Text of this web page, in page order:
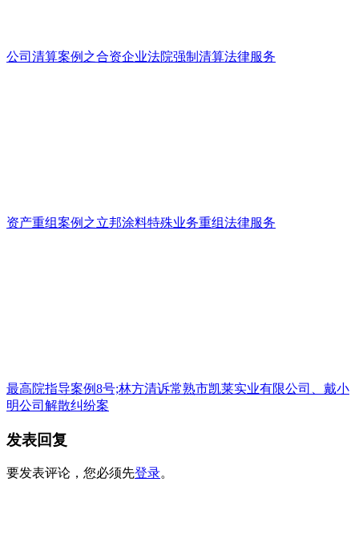
公司清算案例之合资企业法院强制清算法律服务
资产重组案例之立邦涂料特殊业务重组法律服务
最高院指导案例8号;林方清诉常熟市凯莱实业有限公司、戴小
明公司解散纠纷案
发表回复
要发表评论，您必须先登录。